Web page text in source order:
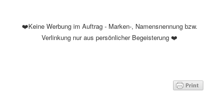
❤️Keine Werbung im Auftrag - Marken-, Namensnennung bzw.
Verlinkung nur aus persönlicher Begeisterung ❤️